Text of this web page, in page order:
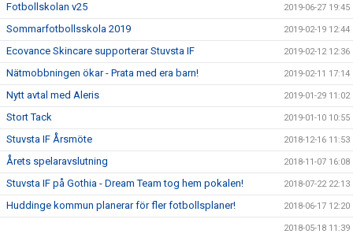
Fotbollskolan v25 2019-06-27 19:45
Sommarfotbollsskola 2019 2019-02-19 12:44
Ecovance Skincare supporterar Stuvsta IF 2019-02-12 12:36
Nätmobbningen ökar - Prata med era barn! 2019-02-11 17:14
Nytt avtal med Aleris 2019-01-29 11:02
Stort Tack 2019-01-10 10:55
Stuvsta IF Årsmöte 2018-12-16 11:53
Årets spelaravslutning 2018-11-07 16:08
Stuvsta IF på Gothia - Dream Team tog hem pokalen! 2018-07-22 22:13
Huddinge kommun planerar för fler fotbollsplaner! 2018-06-17 12:20
2018-05-18 11:39